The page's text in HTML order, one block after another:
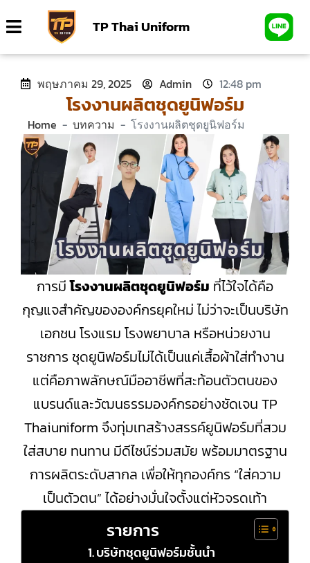
TP Thai Uniform
พฤษภาคม 29, 2025 Admin 12:48 pm
โรงงานผลิตชุดยูนิฟอร์ม
Home - บทความ - โรงงานผลิตชุดยูนิฟอร์ม
การมีโรงงานผลิตชุดยูนิฟอร์ม ที่ไว้ใจได้คือ
กุญแจสำคัญขององค์กรยุคใหม่ ไม่ว่าจะเป็นบริษัท
เอกชน โรงแรม โรงพยาบาล หรือหน่วยงาน
ราชการ ชุดยูนิฟอร์มไม่ได้เป็นแค่เสื้อผ้าใส่ทำงาน
แต่คือภาพลักษณ์มืออาชีพที่สะท้อนตัวตนของ
แบรนด์และวัฒนธรรมองค์กรอย่างชัดเจน TP
Thaiuniform จึงทุ่มเทสร้างสรรค์ยูนิฟอร์มที่สวม
ใส่สบาย ทนทาน มีดีไซน์ร่วมสมัย พร้อมมาตรฐาน
การผลิตระดับสากล เพื่อให้ทุกองค์กร “ใส่ความ
เป็นตัวตน” ได้อย่างมั่นใจตั้งแต่หัวจรดเท้า
รายการ
บริษัทชุดยูนิฟอร์มชั้นนำ